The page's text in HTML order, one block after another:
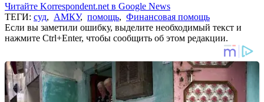
Читайте Korrespondent.net в Google News
ТЕГИ: суд, АМКУ, помощь, Финансовая помощь
Если вы заметили ошибку, выделите необходимый текст и
нажмите Ctrl+Enter, чтобы сообщить об этом редакции.